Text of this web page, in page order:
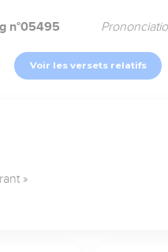
n°05495
Voir les versets relatifs
»